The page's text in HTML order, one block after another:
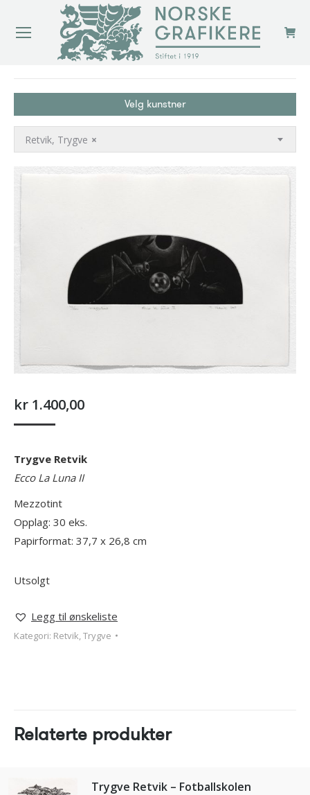
Velg kunstner
×
Retvik, Trygve
kr 1.400,00
Trygve Retvik
Ecco La Luna II
Mezzotint
Opplag: 30 eks.
Papirformat: 37,7 x 26,8 cm
Utsolgt
Legg til ønskeliste
Kategori: Retvik, Trygve
Relaterte produkter
Trygve Retvik – Fotballskolen